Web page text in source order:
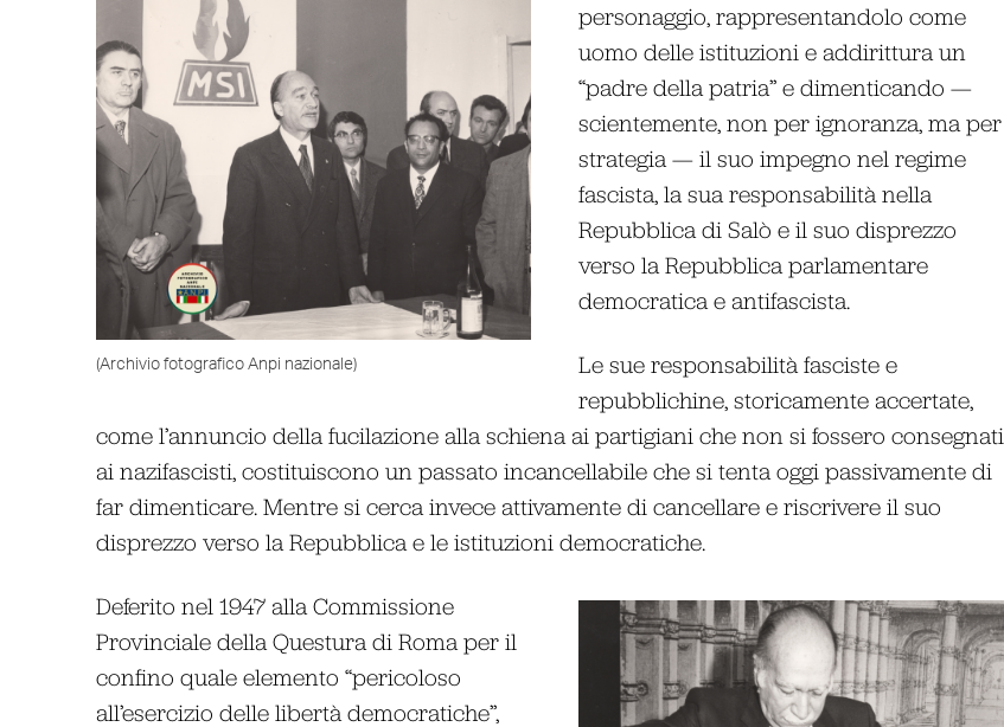
(Archivio fotografico Anpi nazionale)
personaggio, rappresentandolo come
uomo delle istituzioni e addirittura un
“padre della patria” e dimenticando —
scientemente, non per ignoranza, ma per
strategia — il suo impegno nel regime
fascista, la sua responsabilità nella
Repubblica di Salò e il suo disprezzo
verso la Repubblica parlamentare
democratica e antifascista.
Le sue responsabilità fasciste e
repubblichine, storicamente accertate,
come l’annuncio della fucilazione alla schiena ai partigiani che non si fossero consegnati
ai nazifascisti, costituiscono un passato incancellabile che si tenta oggi passivamente di
far dimenticare. Mentre si cerca invece attivamente di cancellare e riscrivere il suo
disprezzo verso la Repubblica e le istituzioni democratiche.
Deferito nel 1947 alla Commissione
Provinciale della Questura di Roma per il
confino quale elemento “pericoloso
all’esercizio delle libertà democratiche”,